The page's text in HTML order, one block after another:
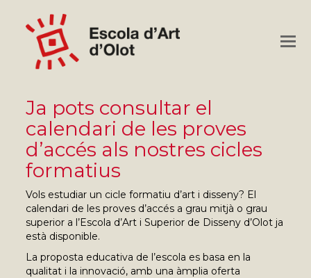
Ja pots consultar el
calendari de les proves
d’accés als nostres cicles
formatius
Vols estudiar un cicle formatiu d’art i disseny? El
calendari de les proves d’accés a grau mitjà o grau
superior a l’Escola d’Art i Superior de Disseny d’Olot ja
està disponible.
La proposta educativa de l’escola es basa en la
qualitat i la innovació, amb una àmplia oferta